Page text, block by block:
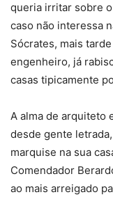
queria irritar sobre
caso não interessa
Sócrates, mais
engenheiro, já
casas tipicamente
A alma de arquiteto
desde gente
marquise na sua
Comendador
ao mais arreigado